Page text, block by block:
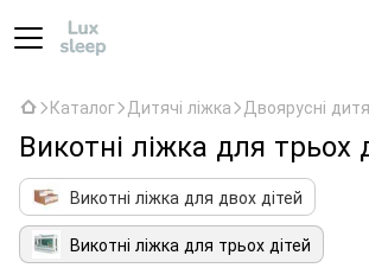
Каталог Дитячі ліжка Двоярусні
Викотні ліжка для трьох
Викотні ліжка для двох дітей
Викотні ліжка для трьох дітей